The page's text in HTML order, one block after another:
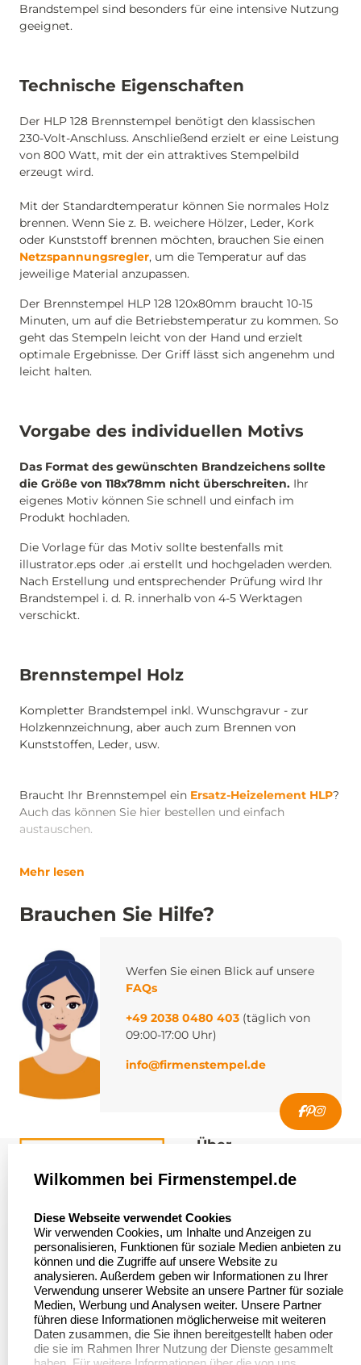
Brandstempel sind besonders für eine intensive Nutzung
geeignet.
Technische Eigenschaften
Der HLP 128 Brennstempel benötigt den klassischen
230-Volt-Anschluss. Anschließend erzielt er eine Leistung
von 800 Watt, mit der ein attraktives Stempelbild
erzeugt wird.
Mit der Standardtemperatur können Sie normales Holz
brennen. Wenn Sie z. B. weichere Hölzer, Leder, Kork
oder Kunststoff brennen möchten, brauchen Sie einen
Netzspannungsregler, um die Temperatur auf das
jeweilige Material anzupassen.
Der Brennstempel HLP 128 120x80mm braucht 10-15
Minuten, um auf die Betriebstemperatur zu kommen. So
geht das Stempeln leicht von der Hand und erzielt
optimale Ergebnisse. Der Griff lässt sich angenehm und
leicht halten.
Vorgabe des individuellen Motivs
Das Format des gewünschten Brandzeichens sollte
die Größe von 118x78mm nicht überschreiten. Ihr
eigenes Motiv können Sie schnell und einfach im
Produkt hochladen.
Die Vorlage für das Motiv sollte bestenfalls mit
illustrator.eps oder .ai erstellt und hochgeladen werden.
Nach Erstellung und entsprechender Prüfung wird Ihr
Brandstempel i. d. R. innerhalb von 4-5 Werktagen
verschickt.
Brennstempel Holz
Kompletter Brandstempel inkl. Wunschgravur - zur
Holzkennzeichnung, aber auch zum Brennen von
Kunststoffen, Leder, usw.
Braucht Ihr Brennstempel ein Ersatz-Heizelement HLP?
Auch das können Sie hier bestellen und einfach
austauschen.
Mehr lesen
Brauchen Sie Hilfe?
Werfen Sie einen Blick auf unsere
FAQs
+49 2038 0480 403 (täglich von
09:00-17:00 Uhr)
info@firmenstempel.de
Asterlager Straße 97
47228 Duisburg
Deutschland
Über
Über uns
Bewerten Sie uns
Sitemap
Stempel in
Deutschland
Informationen Kundenservice
Wilkommen bei Firmenstempel.de
Diese Webseite verwendet Cookies
Wir verwenden Cookies, um Inhalte und Anzeigen zu
personalisieren, Funktionen für soziale Medien anbieten zu
können und die Zugriffe auf unsere Website zu
analysieren. Außerdem geben wir Informationen zu Ihrer
Verwendung unserer Website an unsere Partner für soziale
Medien, Werbung und Analysen weiter. Unsere Partner
führen diese Informationen möglicherweise mit weiteren
Daten zusammen, die Sie ihnen bereitgestellt haben oder
die sie im Rahmen Ihrer Nutzung der Dienste gesammelt